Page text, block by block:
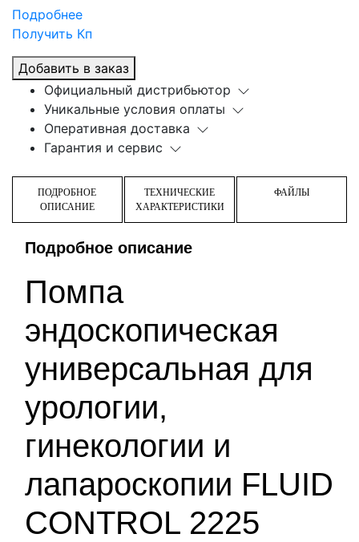
Подробнее
Получить Кп
Добавить в заказ
Официальный дистрибьютор
Уникальные условия оплаты
Оперативная доставка
Гарантия и сервис
ПОДРОБНОЕ
ОПИСАНИЕ
ТЕХНИЧЕСКИЕ
ХАРАКТЕРИСТИКИ
ФАЙЛЫ
Подробное описание
Помпа
эндоскопическая
универсальная для
урологии,
гинекологии и
лапароскопии FLUID
CONTROL 2225